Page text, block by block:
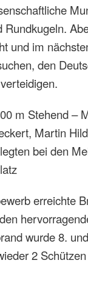
Rundkugeln.
und im
den
m Stehend –
Martin
bei den
erreichte
wurde 8.
2